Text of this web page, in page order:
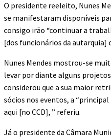
O presidente reeleito, Nunes
se manifestaram disponíveis
consigo irão “continuar a
[dos funcionários da autarquia]
Nunes Mendes mostrou-se
levar por diante alguns
considerou que a sua maior
sócios nos eventos, a
aqui [no CCD], ” referiu.
Já o presidente da Câmara